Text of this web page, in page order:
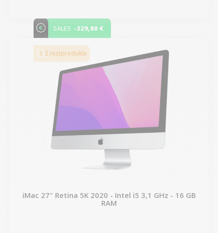
SALES -329,80 €
2 restprodukte
iMac 27" Retina 5K 2020 - Intel i5 3,1 GHz - 16 GB
RAM